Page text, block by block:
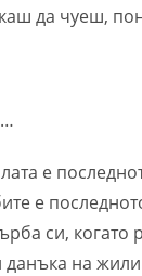
да чуеш,
е
е
си,
данъка на